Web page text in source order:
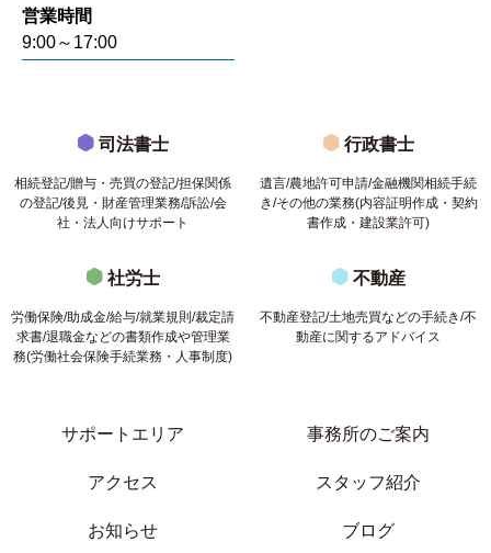
営業時間
9:00～17:00
司法書士
相続登記/贈与・売買の登記/担保関係
の登記/後見・財産管理業務/訴訟/会
社・法人向けサポート
行政書士
遺言/農地許可申請/金融機関相続手続
き/その他の業務(内容証明作成・契約
書作成・建設業許可)
社労士
労働保険/助成金/給与/就業規則/裁定請
求書/退職金などの書類作成や管理業
務(労働社会保険手続業務・人事制度)
不動産
不動産登記/土地売買などの手続き/不
動産に関するアドバイス
サポートエリア 事務所のご案内
アクセス スタッフ紹介
お知らせ ブログ